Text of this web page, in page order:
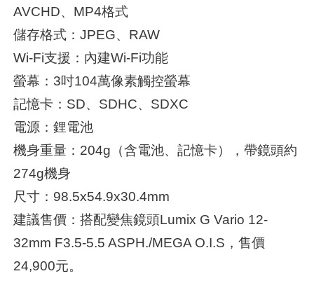
AVCHD、MP4格式
儲存格式：JPEG、RAW
Wi-Fi支援：內建Wi-Fi功能
螢幕：3吋104萬像素觸控螢幕
記憶卡：SD、SDHC、SDXC
電源：鋰電池
機身重量：204g（含電池、記憶卡），帶鏡頭約
274g機身
尺寸：98.5x54.9x30.4mm
建議售價：搭配變焦鏡頭Lumix G Vario 12-
32mm F3.5-5.5 ASPH./MEGA O.I.S，售價
24,900元。